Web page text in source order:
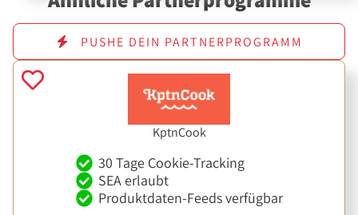
PUSHE DEIN PARTNERPROGRAMM
KptnCook
30 Tage Cookie-Tracking
SEA erlaubt
Produktdaten-Feeds verfügbar